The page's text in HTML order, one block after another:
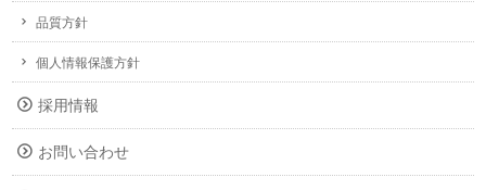
品質方針
個人情報保護方針
採用情報
お問い合わせ